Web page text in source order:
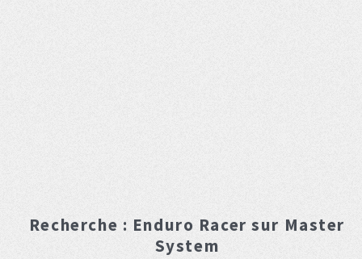
Recherche : Enduro Racer sur Master
System